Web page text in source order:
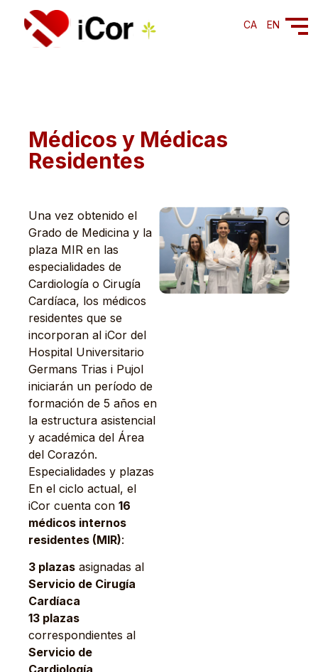
CA EN
Médicos y Médicas
Residentes
Una vez obtenido el
Grado de Medicina y la
plaza MIR en las
especialidades de
Cardiología o Cirugía
Cardíaca, los médicos
residentes que se
incorporan al iCor del
Hospital Universitario
Germans Trias i Pujol
iniciarán un período de
formación de 5 años en
la estructura asistencial
y académica del Área
del Corazón.
Especialidades y plazas
En el ciclo actual, el
iCor cuenta con 16
médicos internos
residentes (MIR):
3 plazas asignadas al
Servicio de Cirugía
Cardíaca
13 plazas
correspondientes al
Servicio de
Cardiología